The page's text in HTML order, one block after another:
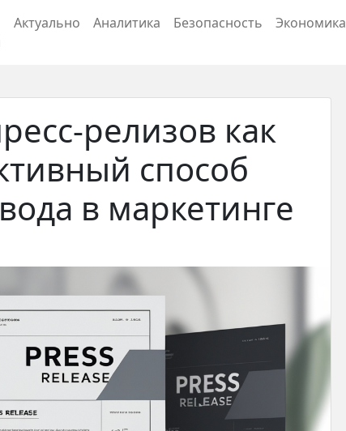
Актуально Аналитика Безопасность Экономика
релизов как
способ
в маркетинге